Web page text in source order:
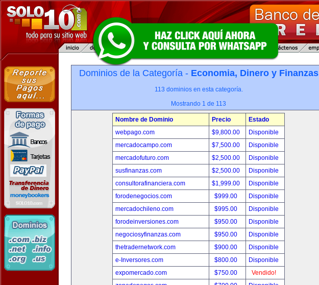
Dominios de la Categoría - Economia, Dinero y Finanzas
113 dominios en esta categoría.
Mostrando 1 de 113
Nombre de Dominio Precio
Estado
webpago.com
$9,800.00
Disponible
mercadocampo.com
$7,500.00
Disponible
mercadofuturo.com
$2,500.00
Disponible
susfinanzas.com
$2,500.00
Disponible
consultorafinanciera.com
$1,999.00
Disponible
forodenegocios.com
$999.00
Disponible
mercadochileno.com
$995.00
Disponible
forodeinversiones.com
$950.00
Disponible
negociosyfinanzas.com
$950.00
Disponible
thetradernetwork.com
$900.00
Disponible
e-Inversores.com
$800.00
Disponible
expomercado.com
$750.00
Vendido!